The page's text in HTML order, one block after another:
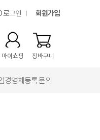
로그인 회원가입
마이쇼핑 장바구니
경영체등록 문의